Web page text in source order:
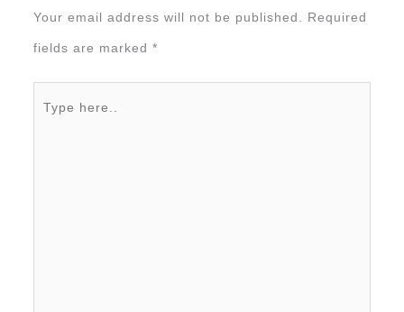
Your email address will not be published. Required
fields are marked *